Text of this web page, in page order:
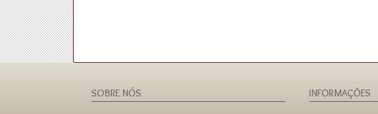
SOBRE NÓS INFORMAÇÕES